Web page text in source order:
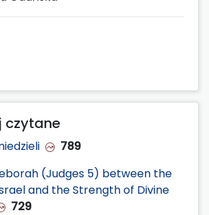
czytane
789
(Judges 5) between the
and the Strength of Divine
729